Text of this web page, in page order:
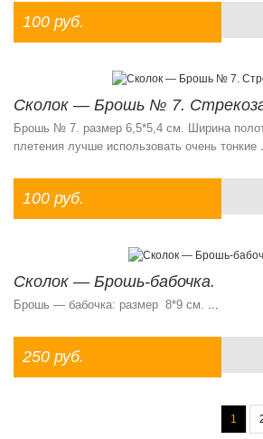
100 руб.
Сколок — Брошь № 7.
Брошь № 7. размер 6,5*5,4 см. Ширина
плетения лучше использовать очень тонкие
100 руб.
Сколок — Брошь-бабочка.
Брошь — бабочка: размер 8*9 см.
250 руб.
1